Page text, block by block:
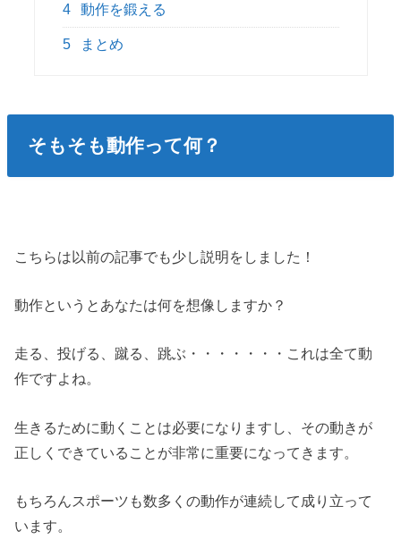
4 動作を鍛える
5 まとめ
そもそも動作って何？
こちらは以前の記事でも少し説明をしました！
動作というとあなたは何を想像しますか？
走る、投げる、蹴る、跳ぶ・・・・・・・これは全て動
作ですよね。
生きるために動くことは必要になりますし、その動きが
正しくできていることが非常に重要になってきます。
もちろんスポーツも数多くの動作が連続して成り立って
います。